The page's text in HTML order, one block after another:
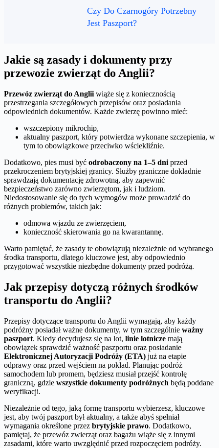
Czy Do Czarnogóry Potrzebny
Jest Paszport?
Jakie są zasady i dokumenty przy
przewozie zwierząt do Anglii?
Przewóz zwierząt do Anglii wiąże się z koniecznością
przestrzegania szczegółowych przepisów oraz posiadania
odpowiednich dokumentów. Każde zwierzę powinno mieć:
wszczepiony mikrochip,
aktualny paszport, który potwierdza wykonane szczepienia, w
tym to obowiązkowe przeciwko wściekliźnie.
Dodatkowo, pies musi być odrobaczony na 1–5 dni przed
przekroczeniem brytyjskiej granicy. Służby graniczne dokładnie
sprawdzają dokumentację zdrowotną, aby zapewnić
bezpieczeństwo zarówno zwierzętom, jak i ludziom.
Niedostosowanie się do tych wymogów może prowadzić do
różnych problemów, takich jak:
odmowa wjazdu ze zwierzęciem,
konieczność skierowania go na kwarantannę.
Warto pamiętać, że zasady te obowiązują niezależnie od wybranego
środka transportu, dlatego kluczowe jest, aby odpowiednio
przygotować wszystkie niezbędne dokumenty przed podróżą.
Jak przepisy dotyczą różnych środków
transportu do Anglii?
Przepisy dotyczące transportu do Anglii wymagają, aby każdy
podróżny posiadał ważne dokumenty, w tym szczególnie ważny
paszport. Kiedy decydujesz się na lot, linie lotnicze mają
obowiązek sprawdzić ważność paszportu oraz posiadanie
Elektronicznej Autoryzacji Podróży (ETA) już na etapie
odprawy oraz przed wejściem na pokład. Planując podróż
samochodem lub promem, będziesz musiał przejść kontrolę
graniczną, gdzie wszystkie dokumenty podróżnych będą poddane
weryfikacji.
Niezależnie od tego, jaką formę transportu wybierzesz, kluczowe
jest, aby twój paszport był aktualny, a także abyś spełniał
wymagania określone przez brytyjskie prawo. Dodatkowo,
pamiętaj, że przewóz zwierząt oraz bagażu wiąże się z innymi
zasadami, które warto uwzględnić przed rozpoczęciem podróży.